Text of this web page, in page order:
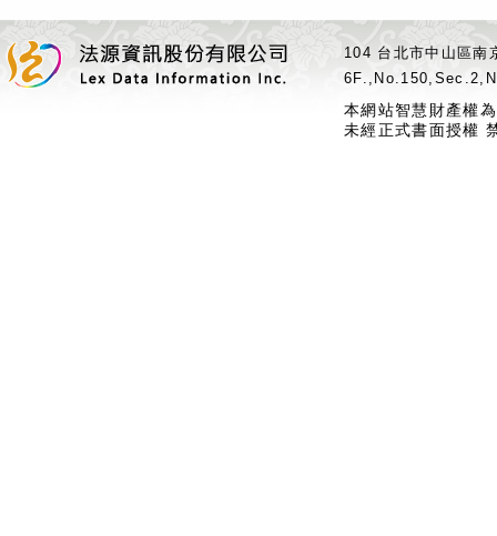
104 台北市中山區
本網站智慧財產權
未經正式書面授權